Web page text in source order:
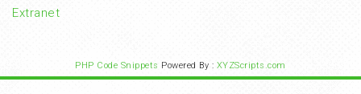
Extranet
PHP Code Snippets Powered By : XYZScripts.com